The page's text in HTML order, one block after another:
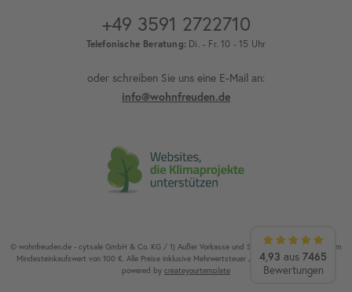
4,93 aus 7465
Bewertungen
+49 3591 2722710
Telefonische Beratung: Di. - Fr. 10 - 15 Uhr
oder schreiben Sie uns eine E-Mail an:
info@wohnfreuden.de
© wohnfreuden.de - cytsale GmbH & Co. KG / 1) Außer Vorkasse und Speditionsware. 2) Ab einem
Mindesteinkaufswert von 100 €. Alle Preise inklusive Mehrwertsteuer / Alle Rechte vorbehalten.
powered by createyourtemplate